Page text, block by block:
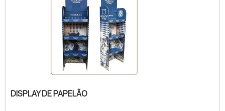
mesmo o funcionamento de cada indústria.
De todo modo, o painel elétrico automação
serve para gerenciar o equipamento
presente na linha de produção das grand.
DISPLAY DE PAPELÃO